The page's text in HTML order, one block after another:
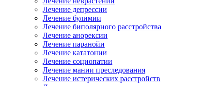
Лечение депрессии
Лечение булимии
Лечение биполярного расстройства
Лечение анорексии
Лечение паранойи
Лечение кататонии
Лечение социопатии
Лечение мании преследования
Лечение истерических расстройств